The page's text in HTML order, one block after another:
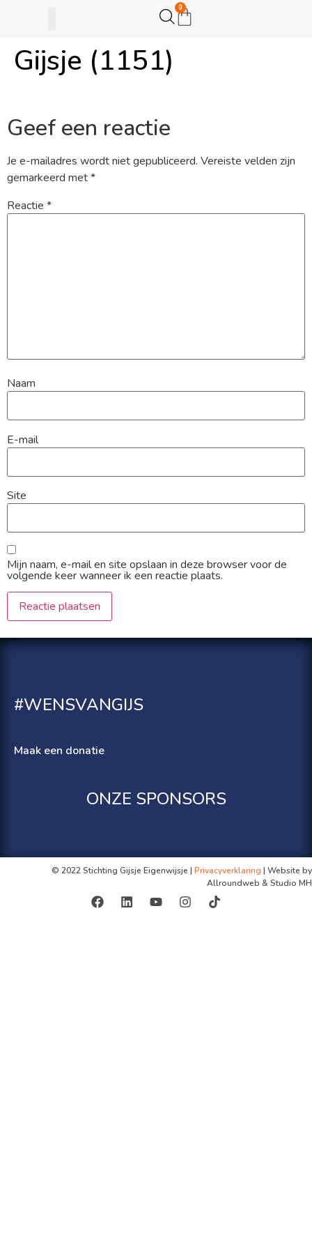
0
Gijsje (1151)
Geef een reactie
Je e-mailadres wordt niet gepubliceerd. Vereiste velden zijn
gemarkeerd met*
Reactie *
Naam
E-mail
Site
Mijn naam, e-mail en site opslaan in deze browser voor de
volgende keer wanneer ik een reactie plaats.
#WENSVANGIJS
Maak een donatie
ONZE SPONSORS
© 2022 Stichting Gijsje Eigenwijsje | Privacyverklaring | Website by
Allroundweb & Studio MH